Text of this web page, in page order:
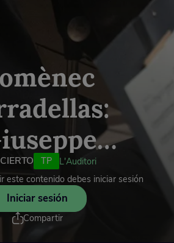
TP
L'Auditori
este contenido debes iniciar sesión
Iniciar sesión
Compartir